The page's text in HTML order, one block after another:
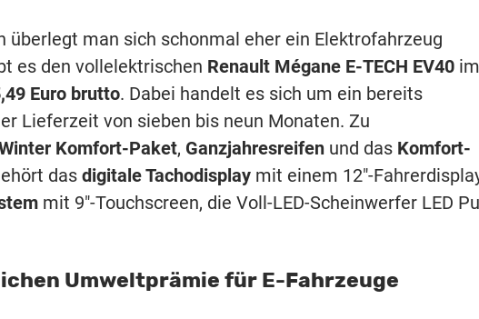
überlegt man sich schonmal eher ein Elektrofahrzeug
es den vollelektrischen Renault Mégane E-TECH EV40 im
Euro brutto. Dabei handelt es sich um ein bereits
Lieferzeit von sieben bis neun Monaten. Zu
Komfort-Paket, Ganzjahresreifen und das Komfort-
das digitale Tachodisplay mit einem 12″-
mit 9″-Touchscreen, die Voll-LED-Scheinwerfer LED
Umweltprämie für E-Fahrzeuge